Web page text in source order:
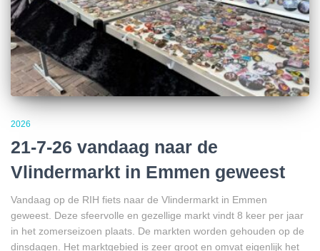
2026
21-7-26 vandaag naar de
Vlindermarkt in Emmen geweest
Vandaag op de RIH fiets naar de Vlindermarkt in Emmen
geweest. Deze sfeervolle en gezellige markt vindt 8 keer per jaar
in het zomerseizoen plaats. De markten worden gehouden op de
dinsdagen. Het marktgebied is zeer groot en omvat eigenlijk het